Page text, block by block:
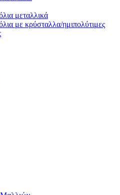
μεταλλικά
με κρύσταλλα/ημιπολύτιμες